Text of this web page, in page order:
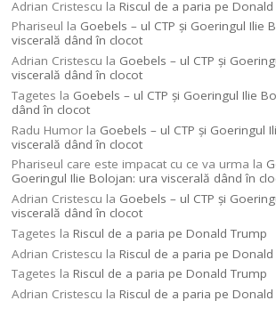
Adrian Cristescu laRiscul de a paria pe
Phariseul la Goebels – ul CTP şi Goeringul Ilie
viscerală dând în clocot
Adrian Cristescu la Goebels – ul CTP şi
viscerală dând în clocot
Tagetes la Goebels – ul CTP şi Goeringul Ilie
dând în clocot
Radu Humor la Goebels – ul CTP şi Goeringul
viscerală dând în clocot
Phariseul care este impacat cu ce va urma la
Goeringul Ilie Bolojan: ura viscerală dând în
Adrian Cristescu la Goebels – ul CTP şi
viscerală dând în clocot
Tagetes laRiscul de a paria pe Donald Trump
Adrian Cristescu laRiscul de a paria pe
Tagetes laRiscul de a paria pe Donald Trump
Adrian Cristescu laRiscul de a paria pe